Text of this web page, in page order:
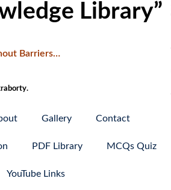
Library”
Barriers…
Gallery Contact
PDF Library MCQs Quiz
YouTube Links